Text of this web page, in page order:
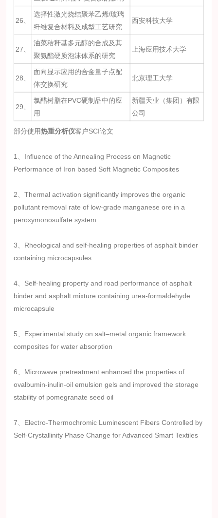
26、
选择性激光烧结聚苯乙烯/玻璃
纤维复合材料及成型工艺研究
西安科技大学
27、
油菜秸秆基多元醇的合成及其
聚氨酯硬质泡沫体系的研究
上海应用技术大学
28、
面向显示应用的合金量子点配
体交换研究
北京理工大学
29、
氯醋树脂在PVC硬制品中的应
用
新疆天业（集团）有限
公司
部分使用热重分析仪客户SCI论文
1、Influence of the Annealing Process on Magnetic
Performance of Iron based Soft Magnetic Composites
2、Thermal activation significantly improves the organic
pollutant removal rate of low-grade manganese ore in a
peroxymonosulfate system
3、Rheological and self-healing properties of asphalt binder
containing microcapsules
4、Self-healing property and road performance of asphalt
binder and asphalt mixture containing urea-formaldehyde
microcapsule
5、Experimental study on salt–metal organic framework
composites for water absorption
6、Microwave pretreatment enhanced the properties of
ovalbumin-inulin-oil emulsion gels and improved the storage
stability of pomegranate seed oil
7、Electro-Thermochromic Luminescent Fibers Controlled by
Self-Crystallinity Phase Change for Advanced Smart Textiles